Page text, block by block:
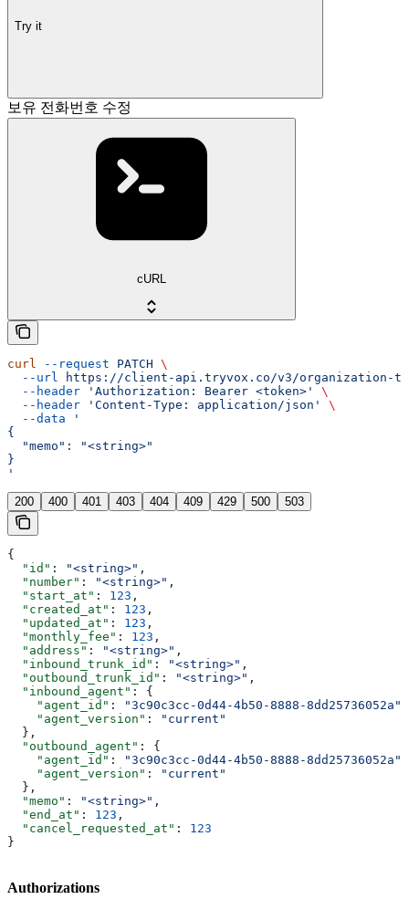
Try it
보유 전화번호 수정
cURL
curl --request PATCH \
  --url
https://client-api.tryvox.co/v3/organization-
  --header
'Authorization: Bearer <token>'
\
  --header
'Content-Type: application/json'
\
  --data
'
{
  "memo": "<string>"
}
'
200 400 401 403 404 409 429 500 503
{
  "id"
: "<string>" ,
  "number"
: "<string>" ,
  "start_at"
: 123 ,
  "created_at"
: 123 ,
  "updated_at"
: 123 ,
  "monthly_fee"
: 123 ,
  "address"
: "<string>" ,
  "inbound_trunk_id"
: "<string>" ,
  "outbound_trunk_id"
: "<string>" ,
  "inbound_agent"
: {
    "agent_id"
: "3c90c3cc-0d44-4b50-8888-8dd25736052a"
    "agent_version"
:
"current"
  },
  "outbound_agent"
: {
    "agent_id"
: "3c90c3cc-0d44-4b50-8888-8dd25736052a"
    "agent_version"
:
"current"
  },
  "memo"
: "<string>" ,
  "end_at"
: 123 ,
  "cancel_requested_at"
: 123
}
Authorizations